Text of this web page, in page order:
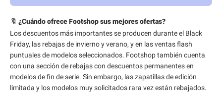
🔖 ¿Cuándo ofrece Footshop sus mejores ofertas?
Los descuentos más importantes se producen durante el Black
Friday, las rebajas de invierno y verano, y en las ventas flash
puntuales de modelos seleccionados. Footshop también cuenta
con una sección de rebajas con descuentos permanentes en
modelos de fin de serie. Sin embargo, las zapatillas de edición
limitada y los modelos muy solicitados rara vez están rebajados.